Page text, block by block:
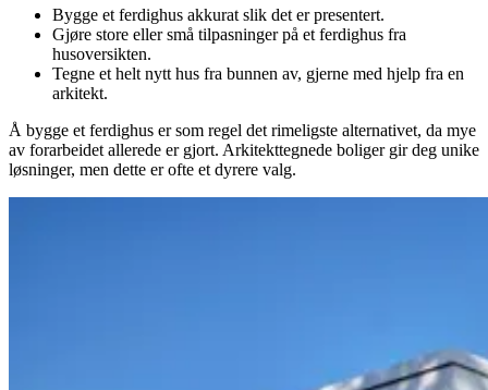
Bygge et ferdighus akkurat slik det er presentert.
Gjøre store eller små tilpasninger på et ferdighus fra
husoversikten.
Tegne et helt nytt hus fra bunnen av, gjerne med hjelp fra en
arkitekt.
Å bygge et ferdighus er som regel det rimeligste alternativet, da mye
av forarbeidet allerede er gjort. Arkitekttegnede boliger gir deg unike
løsninger, men dette er ofte et dyrere valg.